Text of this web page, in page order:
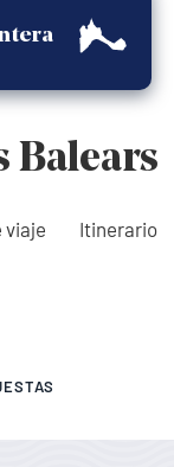
Balears
viaje Itinerario